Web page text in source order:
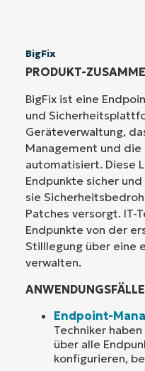
BigFix
PRODUKT-
BigFix ist eine
und
Geräteverwaltung,
Management und
automatisiert. Diese
Endpunkte sicher
sie
Patches versorgt. IT-
Endpunkte von der
Stilllegung über eine
verwalten.
ANWENDUNGSFÄLLE
Endpoint-
Techniker
über alle
konfigurieren,